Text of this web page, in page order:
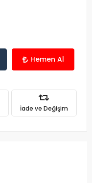
Hemen Al
İade ve Değişim